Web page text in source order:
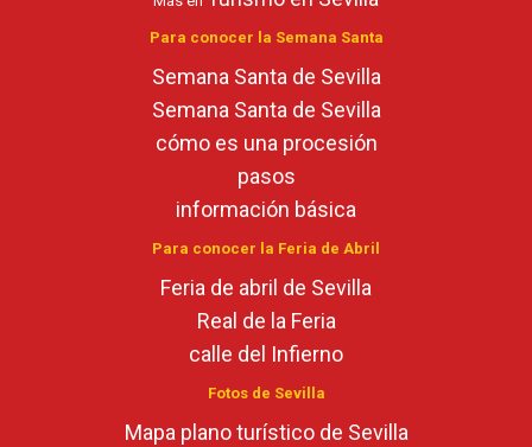
Para conocer la Semana Santa
Semana Santa de Sevilla
Semana Santa de Sevilla
cómo es una procesión
pasos
información básica
Para conocer la Feria de Abril
Feria de abril de Sevilla
Real de la Feria
calle del Infierno
Fotos de Sevilla
Mapa plano turístico de Sevilla